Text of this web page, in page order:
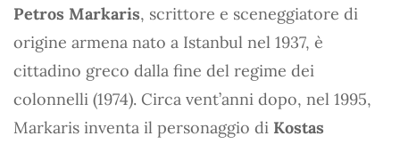
Petros Markaris, scrittore e sceneggiatore di
origine armena nato a Istanbul nel 1937, è
cittadino greco dalla fine del regime dei
colonnelli (1974). Circa vent’anni dopo, nel 1995,
Markaris inventa il personaggio di Kostas